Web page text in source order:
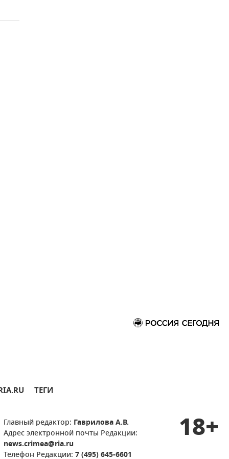
ТЕГИ
Главный редактор: Гаврилова А.В.
Адрес электронной почты Редакции:
news.crimea@ria.ru
Телефон Редакции: 7 (495) 645-6601
18+